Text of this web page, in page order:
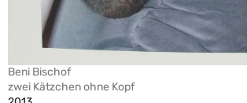
Beni Bischof
zwei Kätzchen ohne Kopf